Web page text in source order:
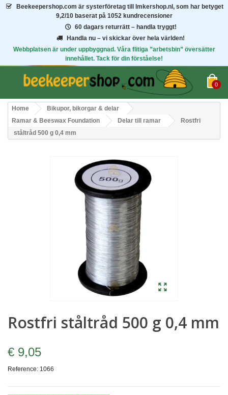
Beekeepershop.com är systerföretag till Imkershop.nl, som har betyget
9,2/10 baserat på 1052 kundrecensioner
60 dagars returrätt – handla tryggt!
Handla nu – vi skickar över hela världen!
Webbplatsen är under uppbyggnad. Våra flitiga ”arbetsbin” översätter
innehållet. Tack för din förståelse!
0
Home
Bikupor, bikorgar & delar
Ramar & Beeswax Foundation
Delar till ramar
Rostfri
ståltråd 500 g 0,4 mm
Rostfri ståltråd 500 g 0,4 mm
€ 9,05
Reference: 1066